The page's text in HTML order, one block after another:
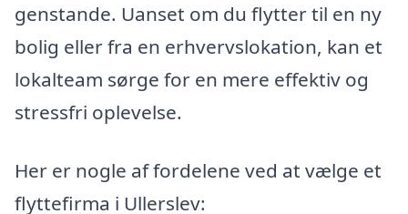
genstande. Uanset om du flytter til en ny
bolig eller fra en erhvervslokation, kan et
lokalteam sørge for en mere effektiv og
stressfri oplevelse.
Her er nogle af fordelene ved at vælge et
flyttefirma i Ullerslev: